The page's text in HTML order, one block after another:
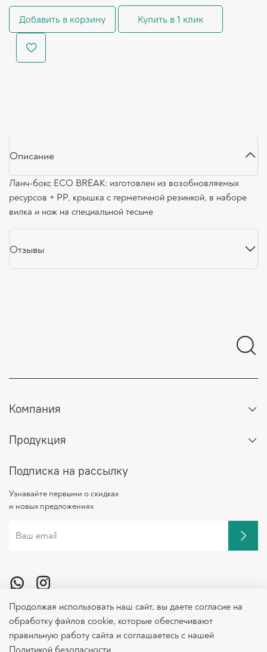
Добавить в корзину Купить в 1 клик
Описание
Ланч-бокс ECO BREAK: изготовлен из возобновляемых
ресурсов + PP, крышка с герметичной резинкой, в наборе
вилка и нож на специальной тесьме
Отзывы
Компания
Продукция
Подписка на рассылку
Узнавайте первыми о скидках
и новых предложениях
© Все права защищены, 2023 |Оферта и политика
конфиденциальности
Продолжая использовать наш сайт, вы даете согласие на
обработку файлов cookie, которые обеспечивают
правильную работу сайта и соглашаетесь с нашей